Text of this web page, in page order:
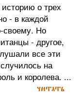
о трех
- в каждой
своему. Но
- другое,
все эти
на
и королева. ...
читать